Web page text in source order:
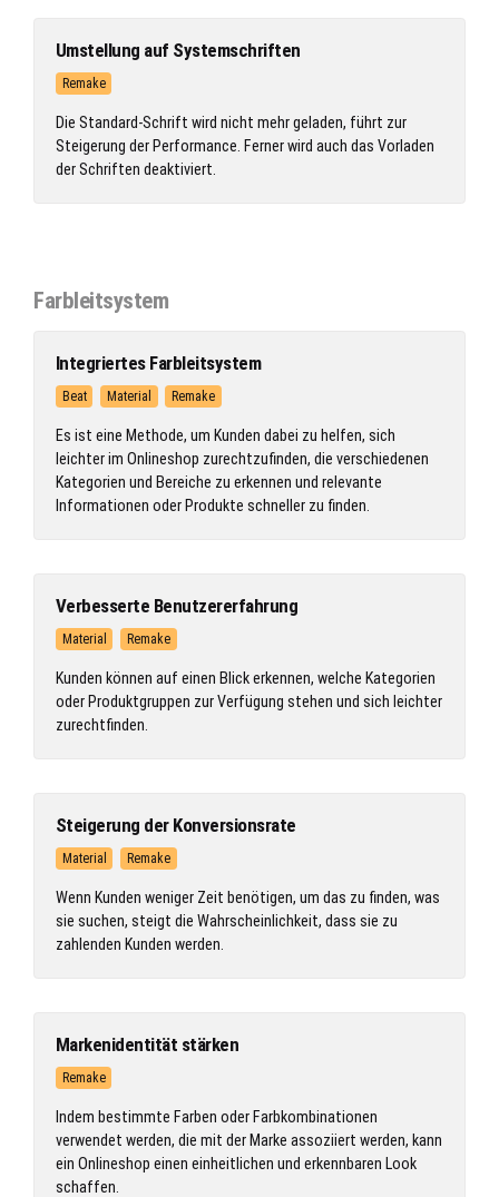
Umstellung auf Systemschriften
Remake
Die Standard-Schrift wird nicht mehr geladen, führt zur
Steigerung der Performance. Ferner wird auch das Vorladen
der Schriften deaktiviert.
Farbleitsystem
Integriertes Farbleitsystem
Beat Material Remake
Es ist eine Methode, um Kunden dabei zu helfen, sich
leichter im Onlineshop zurechtzufinden, die verschiedenen
Kategorien und Bereiche zu erkennen und relevante
Informationen oder Produkte schneller zu finden.
Verbesserte Benutzererfahrung
Material Remake
Kunden können auf einen Blick erkennen, welche Kategorien
oder Produktgruppen zur Verfügung stehen und sich leichter
zurechtfinden.
Steigerung der Konversionsrate
Material Remake
Wenn Kunden weniger Zeit benötigen, um das zu finden, was
sie suchen, steigt die Wahrscheinlichkeit, dass sie zu
zahlenden Kunden werden.
Markenidentität stärken
Remake
Indem bestimmte Farben oder Farbkombinationen
verwendet werden, die mit der Marke assoziiert werden, kann
ein Onlineshop einen einheitlichen und erkennbaren Look
schaffen.